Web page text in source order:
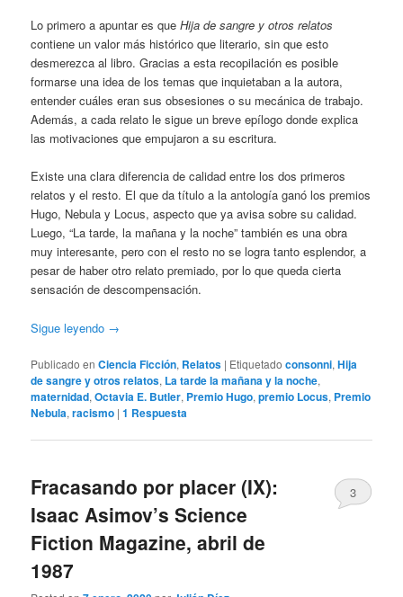
Lo primero a apuntar es queHija de sangre y otros relatos
contiene un valor más histórico que literario, sin que esto
desmerezca al libro. Gracias a esta recopilación es posible
formarse una idea de los temas que inquietaban a la autora,
entender cuáles eran sus obsesiones o su mecánica de trabajo.
Además, a cada relato le sigue un breve epílogo donde explica
las motivaciones que empujaron a su escritura.
Existe una clara diferencia de calidad entre los dos primeros
relatos y el resto. El que da título a la antología ganó los premios
Hugo, Nebula y Locus, aspecto que ya avisa sobre su calidad.
Luego, “La tarde, la mañana y la noche” también es una obra
muy interesante, pero con el resto no se logra tanto esplendor, a
pesar de haber otro relato premiado, por lo que queda cierta
sensación de descompensación.
Sigue leyendo →
Publicado en Ciencia Ficción, Relatos | Etiquetado consonni,Hija
de sangre y otros relatos, La tarde la mañana y la noche,
maternidad,Octavia E. Butler, Premio Hugo,premio Locus, Premio
Nebula,racismo |1 Respuesta
Fracasando por placer (IX):
Isaac Asimov’s Science
Fiction Magazine, abril de
1987
3